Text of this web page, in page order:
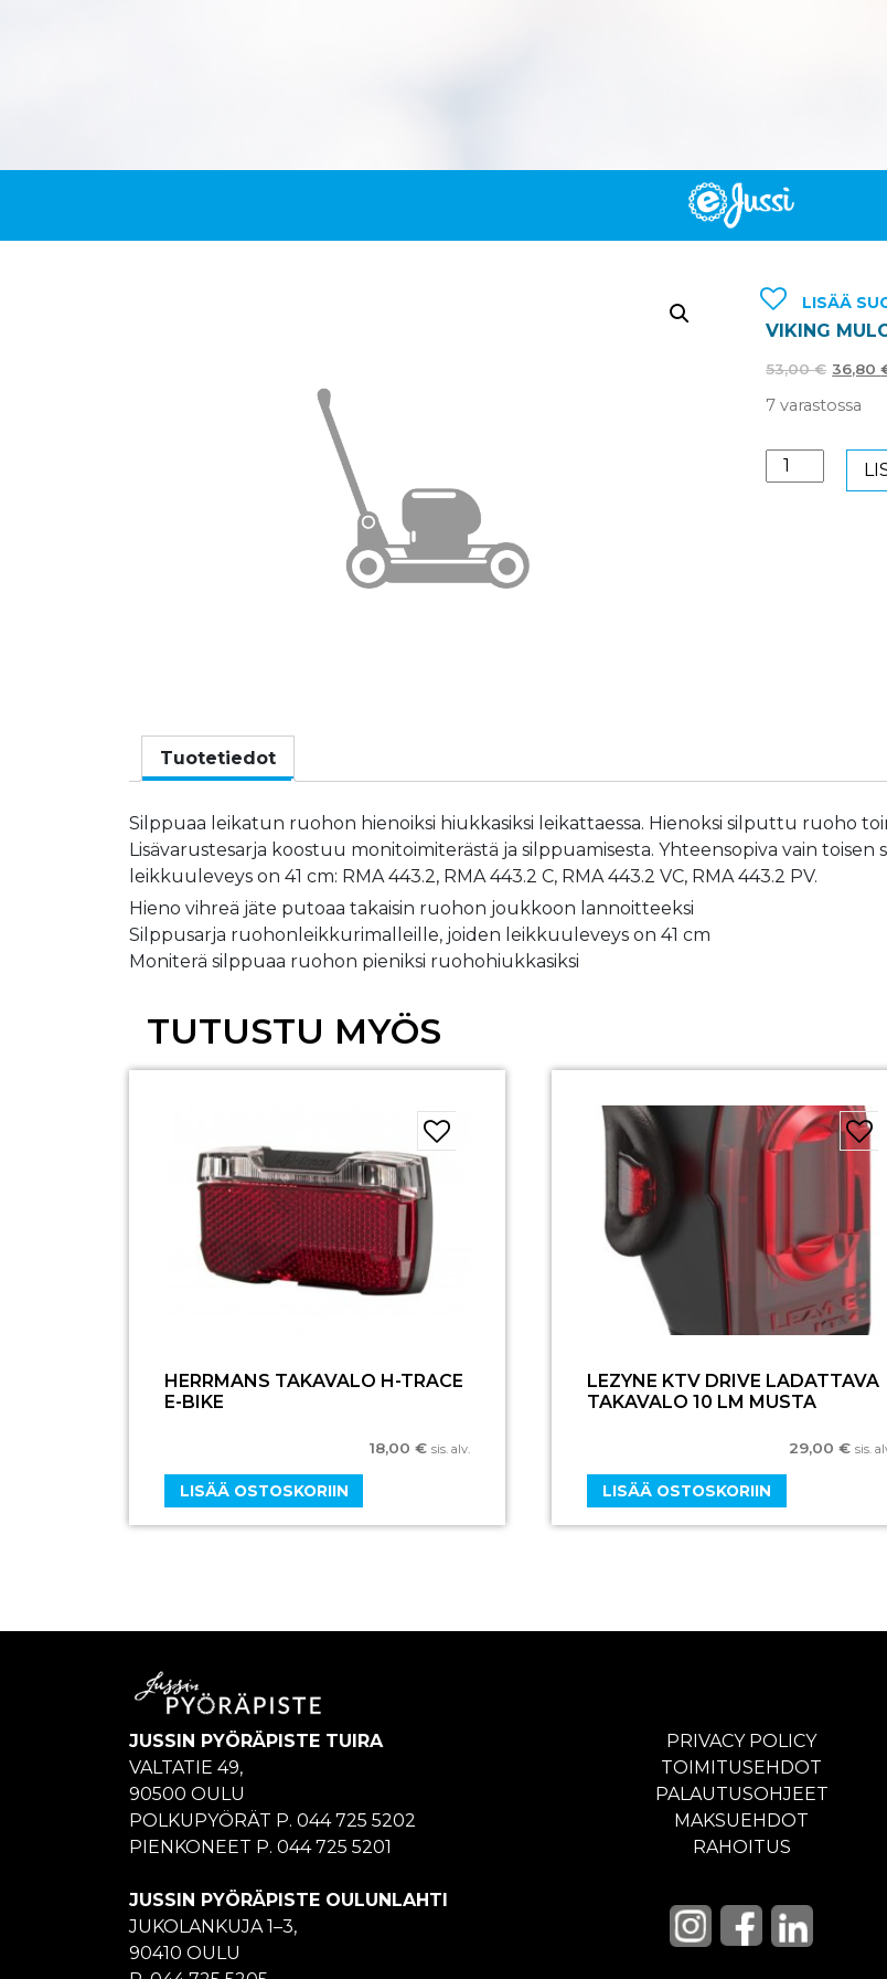
LISÄÄ
VIKING
53,00€ 36,80
7 varastossa
VIKING
MULCH-
Tuotetiedot
Silppuaa leikatun ruohon hienoiksi hiukkasiksi leikattaessa. Hienoksi silputtu ruoho
Lisävarustesarja koostuu monitoimiterästä ja silppuamisesta. Yhteensopiva vain
leikkuuleveys on 41 cm: RMA 443.2, RMA 443.2 C, RMA 443.2 VC, RMA 443.2 PV.
Hieno vihreä jäte putoaa takaisin ruohon joukkoon lannoitteeksi
Silppusarja ruohonleikkurimalleille, joiden leikkuuleveys on 41 cm
Moniterä silppuaa ruohon pieniksi ruohohiukkasiksi
TUTUSTU MYÖS
HERRMANS TAKAVALO H-TRACE
E-BIKE
18,00€ sis. alv.
LISÄÄ OSTOSKORIIN
LEZYNE KTV DRIVE LADATTAVA
TAKAVALO 10 LM MUSTA
29,00 € sis.
LISÄÄ OSTOSKORIIN
JUSSIN PYÖRÄPISTE TUIRA
VALTATIE 49,
90500 OULU
POLKUPYÖRÄT P. 044 725 5202
PIENKONEET P. 044 725 5201
JUSSIN PYÖRÄPISTE OULUNLAHTI
JUKOLANKUJA 1–3,
90410 OULU
PRIVACY POLICY
TOIMITUSEHDOT
PALAUTUSOHJEET
MAKSUEHDOT
RAHOITUS